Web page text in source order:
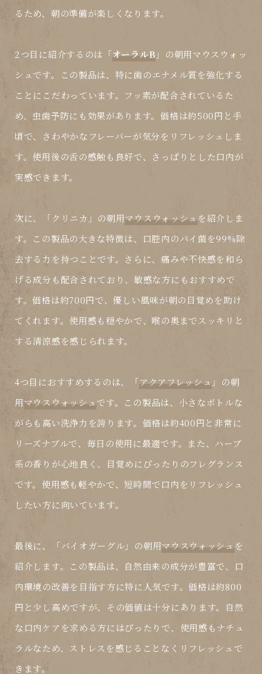
るため、朝の準備が楽しくなります。
2つ目に紹介するのは「オーラルB 」の朝用マウスウォッ
シュです。この製品は、特に歯のエナメル質を強化する
ことにこだわっています。フッ素が配合されているた
め、虫歯予防にも効果があります。価格は約500円と手
頃で、さわやかなフレーバーが気分をリフレッシュしま
す。使用後の舌の感触も良好で、さっぱりとした口内が
実感できます。
次に、「クリニカ 」の朝用マウスウォッシュ を紹介しま
す。この製品の大きな特徴は、口腔内のバイ菌を99%除
去する力を持つことです。さらに、痛みや不快感を和ら
げる成分も配合されており、敏感な方にもおすすめで
す。価格は約700円で、優しい風味が朝の目覚めを助け
てくれます。使用感も穏やかで、喉の奥までスッキリと
する清涼感を感じられます。
4つ目におすすめするのは、「アクアフレッシュ 」の朝
用マウスウォッシュです。この製品は、小さなボトルな
がらも高い洗浄力を誇ります。価格は約400円と非常に
リーズナブルで、毎日の使用に最適です。また、ハーブ
系の香りが心地良く、目覚めにぴったりのフレグランス
です。使用感も軽やかで、短時間で口内をリフレッシュ
したい方に向いています。
最後に、「バイオガーグル」の朝用マウスウォッシュ を
紹介します。この製品は、自然由来の成分が豊富で、口
内環境の改善を目指す方に特に人気です。価格は約800
円と少し高めですが、その価値は十分にあります。自然
な口内ケアを求める方にはぴったりで、使用感もナチュ
ラルなため、ストレスを感じることなくリフレッシュで
きます。